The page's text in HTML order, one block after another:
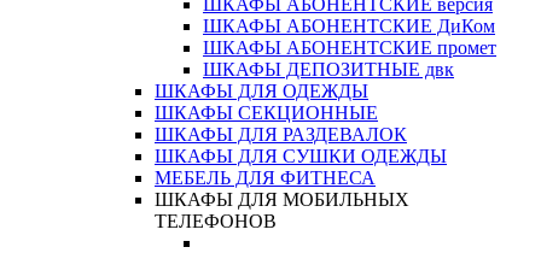
ШКАФЫ АБОНЕНТСКИЕ версия
ШКАФЫ АБОНЕНТСКИЕ ДиКом
ШКАФЫ АБОНЕНТСКИЕ промет
ШКАФЫ ДЕПОЗИТНЫЕ двк
ШКАФЫ ДЛЯ ОДЕЖДЫ
ШКАФЫ СЕКЦИОННЫЕ
ШКАФЫ ДЛЯ РАЗДЕВАЛОК
ШКАФЫ ДЛЯ СУШКИ ОДЕЖДЫ
МЕБЕЛЬ ДЛЯ ФИТНЕСА
ШКАФЫ ДЛЯ МОБИЛЬНЫХ
ТЕЛЕФОНОВ